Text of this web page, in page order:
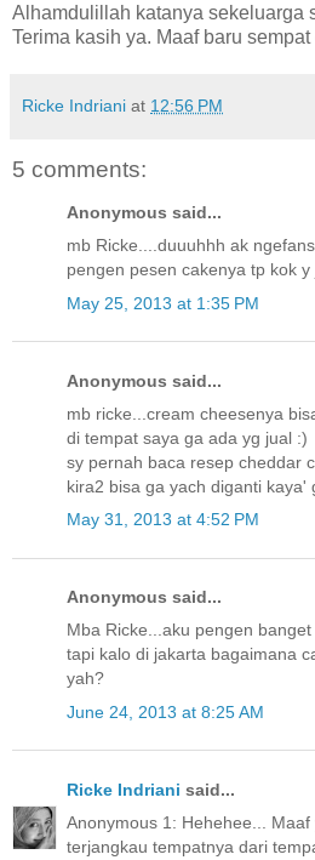
Alhamdulillah katanya sekeluarga
Terima kasih ya. Maaf baru
Ricke Indriani at 12:56 PM
5 comments:
Anonymous said...
mb Ricke....duuuhhh ak
pengen pesen cakenya tp kok
May 25, 2013 at 1:35 PM
Anonymous said...
mb ricke...cream cheesenya
di tempat saya ga ada yg jual :)
sy pernah baca resep cheddar
kira2 bisa ga yach diganti kaya'
May 31, 2013 at 4:52 PM
Anonymous said...
Mba Ricke...aku pengen
tapi kalo di jakarta bagaimana
yah?
June 24, 2013 at 8:25 AM
Ricke Indriani said...
Anonymous 1: Hehehee...
terjangkau tempatnya dari